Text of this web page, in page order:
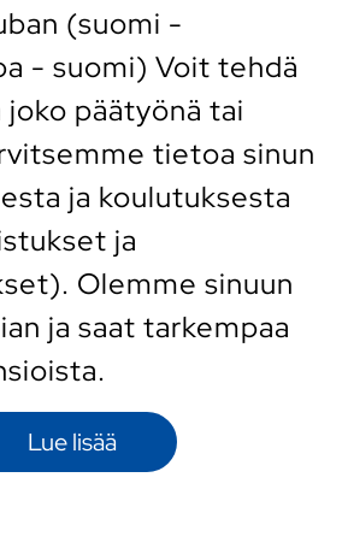
(suomi -
- suomi) Voit tehdä
päätyönä tai
tietoa sinun
ja koulutuksesta
ja
Olemme sinuun
ja saat tarkempaa
Lue lisää